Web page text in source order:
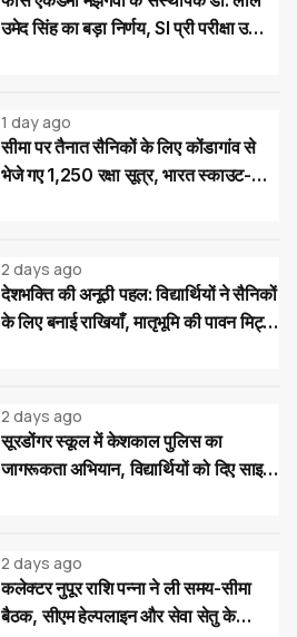
उमेद सिंह का बड़ा निर्णय, SI प्री परीक्षा उत्तीर्ण
1 day ago
सीमा पर तैनात सैनिकों के लिए कोंडागांव से
भेजे गए 1,250 रक्षा सूत्र, भारत स्काउट-
2 days ago
देशभक्ति की अनूठी पहल: विद्यार्थियों ने सैनिकों
के लिए बनाई राखियाँ, मातृभूमि की पावन मिट्टी
2 days ago
सूरडोंगर स्कूल में केशकाल पुलिस का
जागरूकता अभियान, विद्यार्थियों को दिए साइबर
2 days ago
कलेक्टर नुपूर राशि पन्ना ने ली समय-सीमा
बैठक, सीएम हेल्पलाइन और सेवा सेतु के